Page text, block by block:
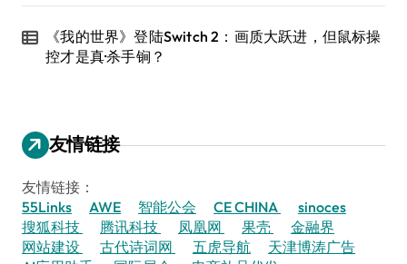
《我的世界》登陆Switch 2：画质大跃进，但鼠标操
控才是真·杀手锏？
友情链接
友情链接：
55Links
AWE 智能公会 CE CHINA
sinoces
搜狐科技
腾讯科技 凤凰网 果壳
金融界
网站建设
古代诗词网 五虎导航
天津博涛广告